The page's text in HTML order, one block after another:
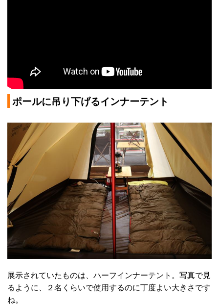
ポールに吊り下げるインナーテント
展示されていたものは、ハーフインナーテント。写真で見
るように、２名くらいで使用するのに丁度よい大きさです
ね。